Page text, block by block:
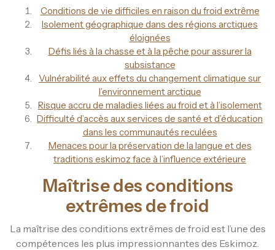
Conditions de vie difficiles en raison du froid extrême
Isolement géographique dans des régions arctiques
éloignées
Défis liés à la chasse et à la pêche pour assurer la
subsistance
Vulnérabilité aux effets du changement climatique sur
l’environnement arctique
Risque accru de maladies liées au froid et à l’isolement
Difficulté d’accès aux services de santé et d’éducation
dans les communautés reculées
Menaces pour la préservation de la langue et des
traditions eskimoz face à l’influence extérieure
Maîtrise des conditions
extrêmes de froid
La maîtrise des conditions extrêmes de froid est l’une des
compétences les plus impressionnantes des Eskimoz.